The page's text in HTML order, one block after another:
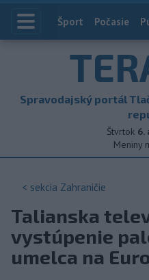
Index
Šport Počasie
Spravodajský portál
Štvrtok 6.
Meniny
< sekcia Zahraničie
Talianska
vystúpenie
umelca na